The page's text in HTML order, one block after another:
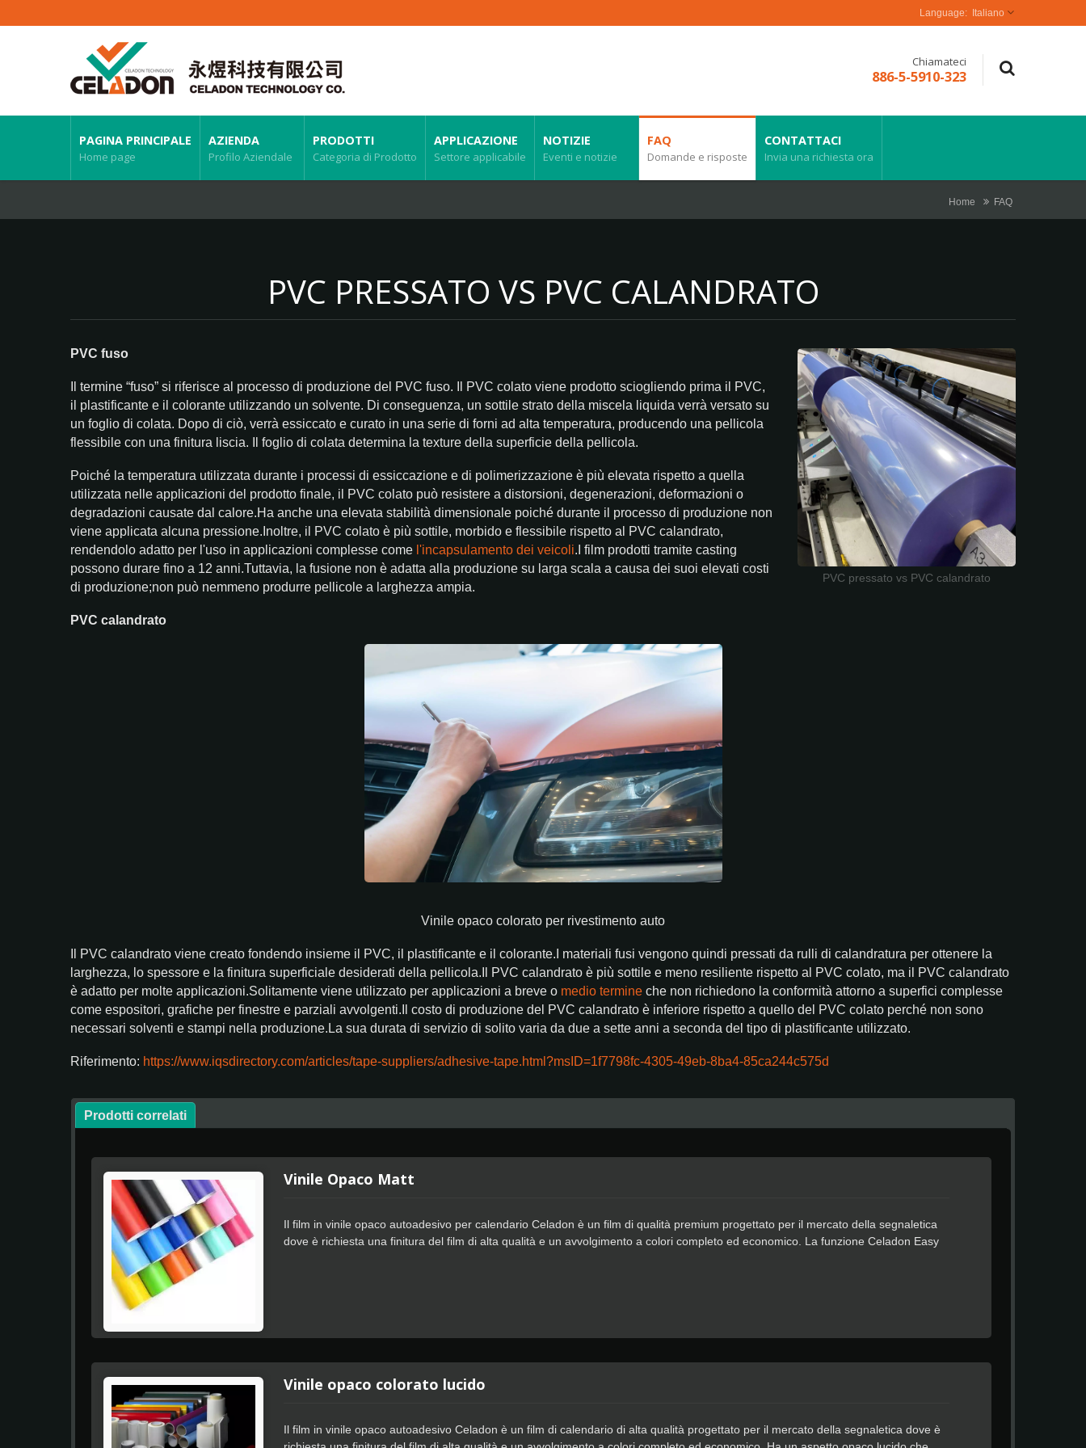
Italiano
Chiamateci
886-5-5910-323
PAGINA PRINCIPALE
Home page
AZIENDA
Profilo Aziendale
PRODOTTI
Categoria di Prodotto
APPLICAZIONE
Settore applicabile
NOTIZIE
Eventi e notizie
FAQ
Domande e risposte
CONTATTACI
Invia una richiesta ora
Home FAQ
PVC PRESSATO VS PVC CALANDRATO
PVC pressato vs PVC calandrato
PVC fuso
Il termine “fuso” si riferisce al processo di produzione del PVC fuso. Il PVC colato viene prodotto sciogliendo prima il PVC,
il plastificante e il colorante utilizzando un solvente. Di conseguenza, un sottile strato della miscela liquida verrà versato su
un foglio di colata. Dopo di ciò, verrà essiccato e curato in una serie di forni ad alta temperatura, producendo una pellicola
flessibile con una finitura liscia. Il foglio di colata determina la texture della superficie della pellicola.
Poiché la temperatura utilizzata durante i processi di essiccazione e di polimerizzazione è più elevata rispetto a quella
utilizzata nelle applicazioni del prodotto finale, il PVC colato può resistere a distorsioni, degenerazioni, deformazioni o
degradazioni causate dal calore.Ha anche una elevata stabilità dimensionale poiché durante il processo di produzione non
viene applicata alcuna pressione.Inoltre, il PVC colato è più sottile, morbido e flessibile rispetto al PVC calandrato,
rendendolo adatto per l'uso in applicazioni complesse come l'incapsulamento dei veicoli.I film prodotti tramite casting
possono durare fino a 12 anni.Tuttavia, la fusione non è adatta alla produzione su larga scala a causa dei suoi elevati costi
di produzione;non può nemmeno produrre pellicole a larghezza ampia.
PVC calandrato
Vinile opaco colorato per rivestimento auto
Il PVC calandrato viene creato fondendo insieme il PVC, il plastificante e il colorante.I materiali fusi vengono quindi pressati da rulli di calandratura per ottenere la
larghezza, lo spessore e la finitura superficiale desiderati della pellicola.Il PVC calandrato è più sottile e meno resiliente rispetto al PVC colato, ma il PVC calandrato
è adatto per molte applicazioni.Solitamente viene utilizzato per applicazioni a breve o medio termine che non richiedono la conformità attorno a superfici complesse
come espositori, grafiche per finestre e parziali avvolgenti.Il costo di produzione del PVC calandrato è inferiore rispetto a quello del PVC colato perché non sono
necessari solventi e stampi nella produzione.La sua durata di servizio di solito varia da due a sette anni a seconda del tipo di plastificante utilizzato.
Riferimento: https://www.iqsdirectory.com/articles/tape-suppliers/adhesive-tape.html?msID=1f7798fc-4305-49eb-8ba4-85ca244c575d
Prodotti correlati
Vinile Opaco Matt
Il film in vinile opaco autoadesivo per calendario Celadon è un film di qualità premium progettato per il mercato della segnaletica
dove è richiesta una finitura del film di alta qualità e un avvolgimento a colori completo ed economico. La funzione Celadon Easy
Vinile opaco colorato lucido
Il film in vinile opaco autoadesivo Celadon è un film di calendario di alta qualità progettato per il mercato della segnaletica dove è